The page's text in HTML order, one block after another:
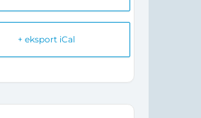
+ eksport iCal